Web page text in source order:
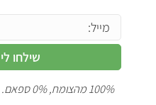
שילחו
100% מהצומח, 0% ספאם. פשוט להצטרף, קל גם לבטל.